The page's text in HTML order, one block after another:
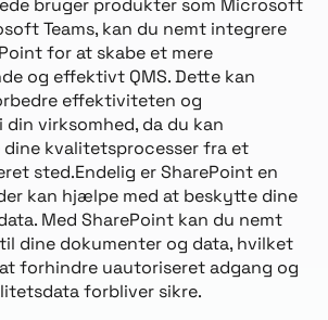
bruger produkter som Microsoft
Teams, kan du nemt integrere
for at skabe et mere
og effektivt QMS. Dette kan
effektiviteten og
virksomhed, da du kan
dine kvalitetsprocesser fra et
sted.Endelig er SharePoint en
kan hjælpe med at beskytte dine
Med SharePoint kan du nemt
dine dokumenter og data, hvilket
forhindre uautoriseret adgang og
forbliver sikre.